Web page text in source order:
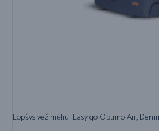
Lopšys vežimėliui Easy go Optimo Air,